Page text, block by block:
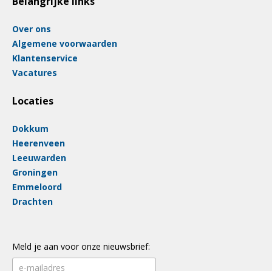
Over ons
Algemene voorwaarden
Klantenservice
Vacatures
Locaties
Dokkum
Heerenveen
Leeuwarden
Groningen
Emmeloord
Drachten
Meld je aan voor onze nieuwsbrief: